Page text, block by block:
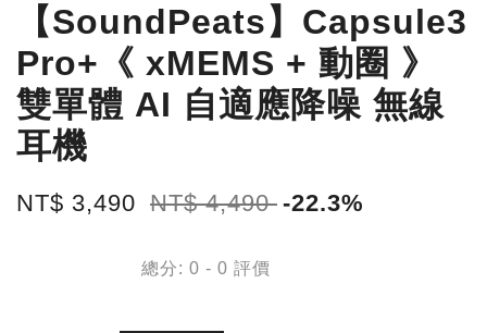
【SoundPeats】Capsule3
Pro+《 xMEMS + 動圈 》
雙單體 AI 自適應降噪 無線
耳機
NT$ 3,490 NT$ 4,490 -22.3%
總分: 0 - 0 評價